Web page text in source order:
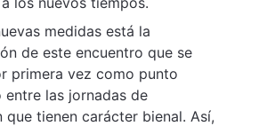
medidas está la
de este encuentro que se
primera vez como punto
entre las jornadas de
que tienen carácter bienal. Así,